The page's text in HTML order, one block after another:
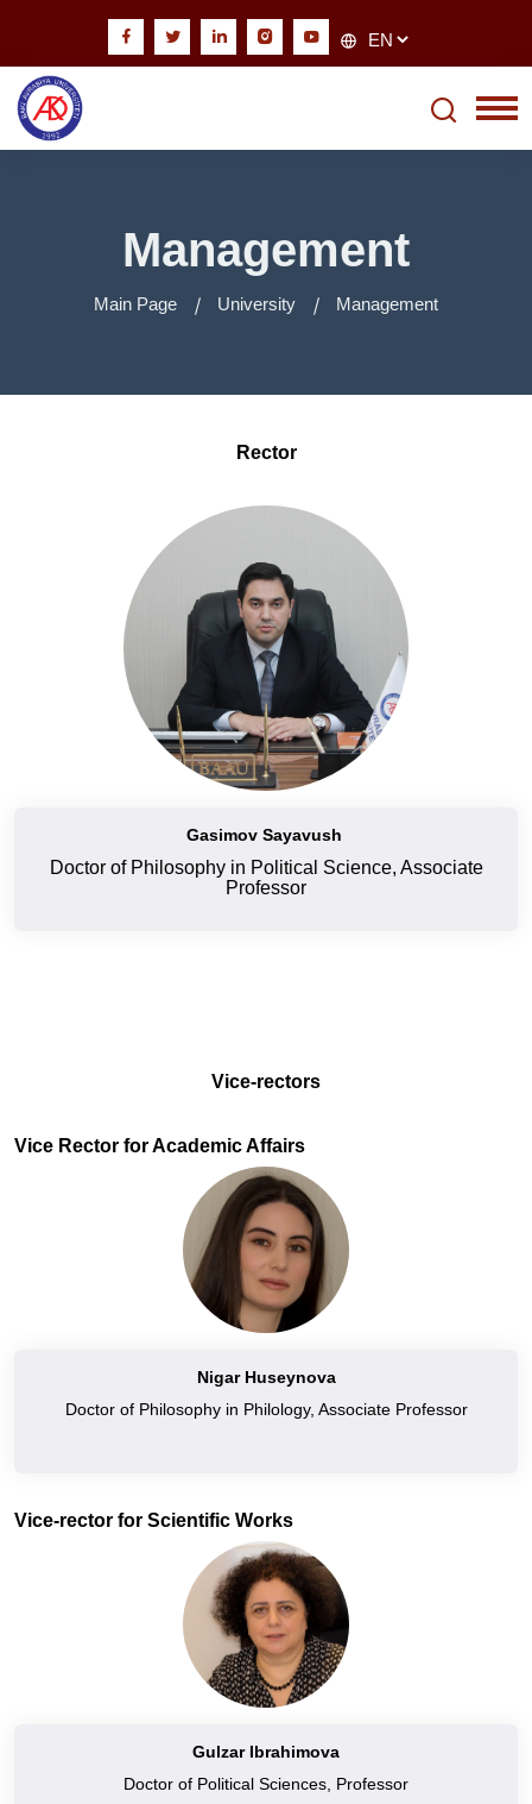
Management
Main Page University Management
Rector
Gasimov Sayavush
Doctor of Philosophy in Political Science, Associate
Professor
Vice-rectors
Vice Rector for Academic Affairs
Nigar Huseynova
Doctor of Philosophy in Philology, Associate Professor
Vice-rector for Scientific Works
Gulzar Ibrahimova
Doctor of Political Sciences, Professor